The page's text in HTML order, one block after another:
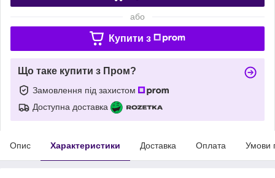
або
Купити з
Що таке купити з Пром?
Замовлення під захистом
Доступна доставка
Опис Характеристики Доставка Оплата Умови